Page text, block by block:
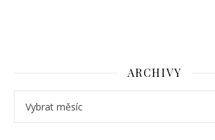
ARCHIVY